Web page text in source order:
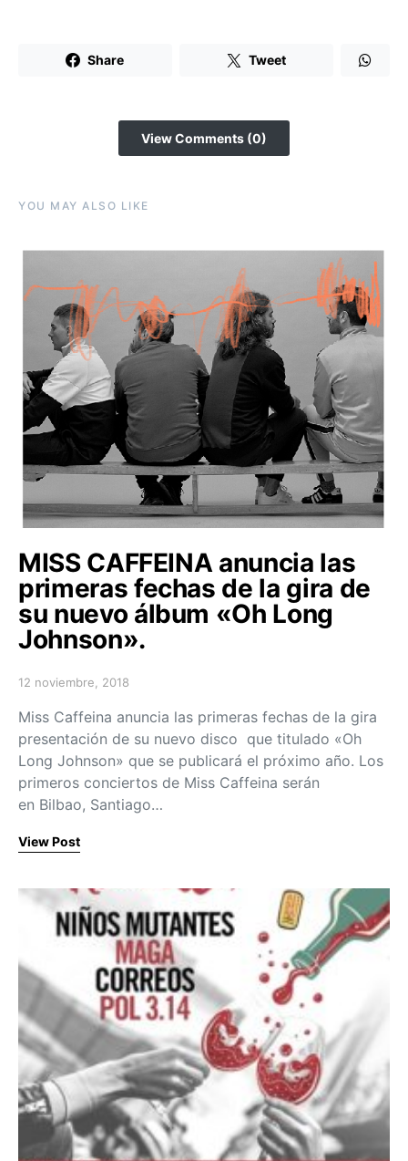
Share Tweet
View Comments (0)
YOU MAY ALSO LIKE
MISS CAFFEINA anuncia las
primeras fechas de la gira de
su nuevo álbum «Oh Long
Johnson».
Posted on
12 noviembre, 2018
Miss Caffeina anuncia las primeras fechas de la gira
presentación de su nuevo disco que titulado «Oh
Long Johnson» que se publicará el próximo año. Los
primeros conciertos de Miss Caffeina serán
en Bilbao, Santiago…
View Post